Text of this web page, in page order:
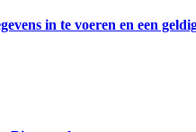
in te voeren en een